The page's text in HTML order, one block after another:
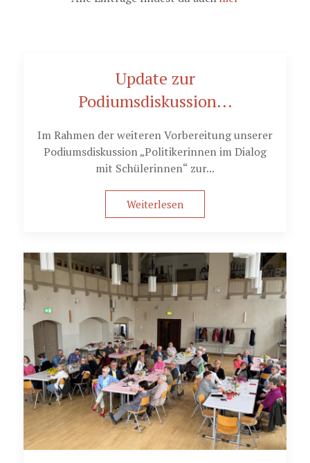
Update zur
Podiumsdiskussion...
Im Rahmen der weiteren Vorbereitung unserer
Podiumsdiskussion „Politikerinnen im Dialog
mit Schülerinnen“ zur...
Weiterlesen